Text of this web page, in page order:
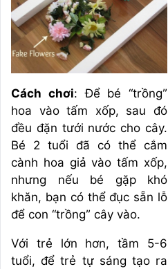
Cách chơi: Để bé “trồng”
hoa vào tấm xốp, sau đó
đều đặn tưới nước cho cây.
Bé 2 tuổi đã có thể cắm
cành hoa giả vào tấm xốp,
nhưng nếu bé gặp khó
khăn, bạn có thể đục sẵn lỗ
để con “trồng” cây vào.
Với trẻ lớn hơn, tầm 5-6
tuổi, để trẻ tự sáng tạo ra